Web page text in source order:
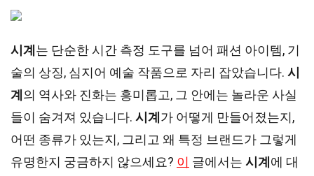
시계 는 단순한 시간 측정 도구를 넘어 패션 아이템, 기
술의 상징, 심지어 예술 작품으로 자리 잡았습니다. 시
계 의 역사와 진화는 흥미롭고, 그 안에는 놀라운 사실
들이 숨겨져 있습니다. 시계 가 어떻게 만들어졌는지,
어떤 종류가 있는지, 그리고 왜 특정 브랜드가 그렇게
유명한지 궁금하지 않으세요? 이 글에서는 시계 에 대